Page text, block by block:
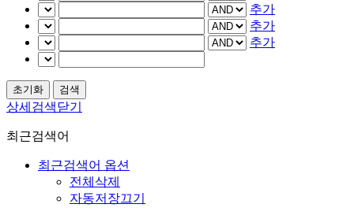
추가
추가
추가
상세검색닫기
최근검색어
최근검색어 옵션
전체삭제
자동저장끄기